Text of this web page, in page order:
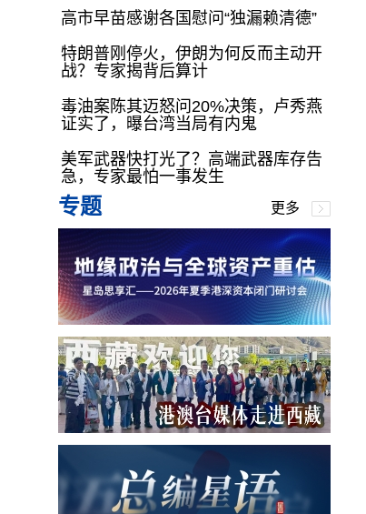
高市早苗感谢各国慰问“独漏赖清德”
特朗普刚停火，伊朗为何反而主动开
战？专家揭背后算计
毒油案陈其迈怒问20%决策，卢秀燕
证实了，曝台湾当局有内鬼
美军武器快打光了？高端武器库存告
急，专家最怕一事发生
专题 更多